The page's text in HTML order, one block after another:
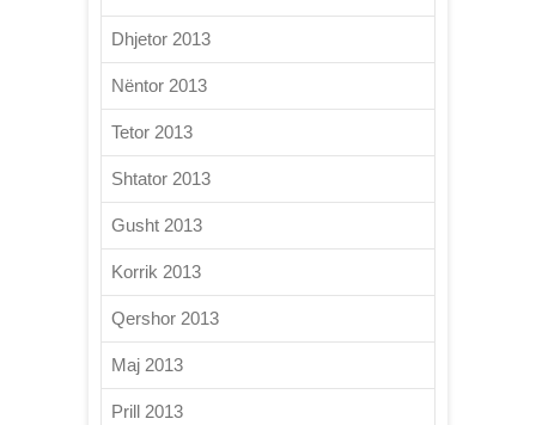
Dhjetor 2013
Nëntor 2013
Tetor 2013
Shtator 2013
Gusht 2013
Korrik 2013
Qershor 2013
Maj 2013
Prill 2013